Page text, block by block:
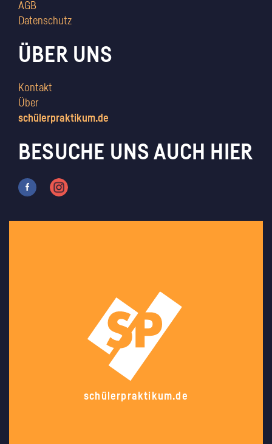
AGB
Datenschutz
ÜBER UNS
Kontakt
Über
schülerpraktikum.de
BESUCHE UNS AUCH HIER
schülerpraktikum.de